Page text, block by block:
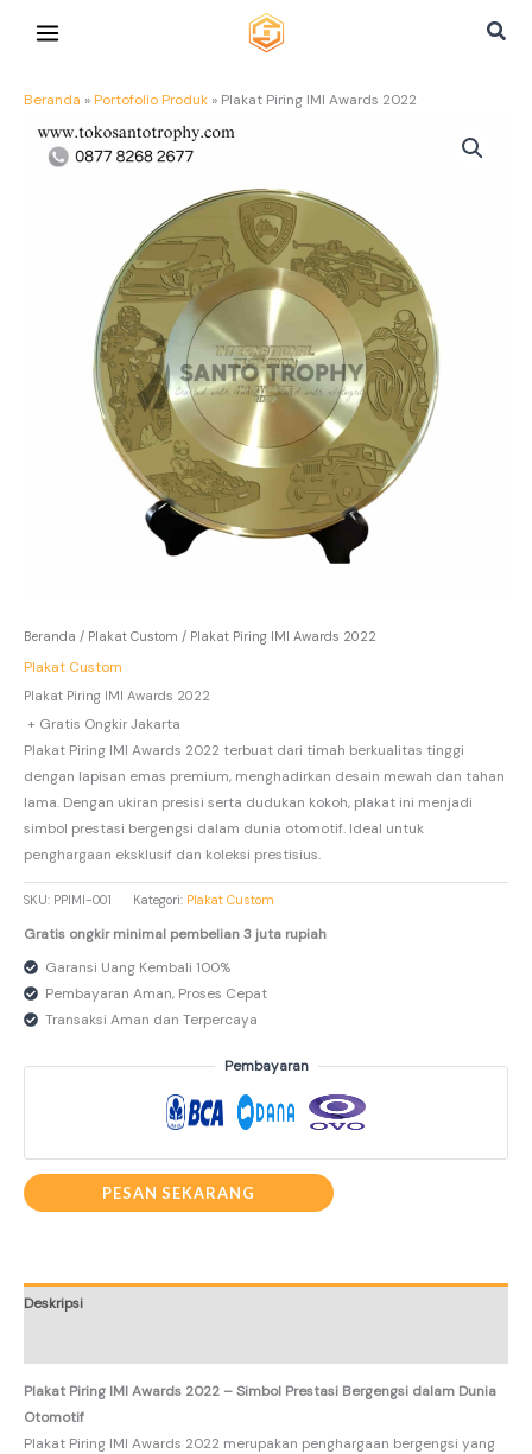
Cari
Beranda » Portofolio Produk » Plakat Piring IMI Awards 2022
Beranda / Plakat Custom / Plakat Piring IMI Awards 2022
Plakat Custom
Plakat Piring IMI Awards 2022
+ Gratis Ongkir Jakarta
Plakat Piring IMI Awards 2022 terbuat dari timah berkualitas tinggi
dengan lapisan emas premium, menghadirkan desain mewah dan tahan
lama. Dengan ukiran presisi serta dudukan kokoh, plakat ini menjadi
simbol prestasi bergengsi dalam dunia otomotif. Ideal untuk
penghargaan eksklusif dan koleksi prestisius.
SKU: PPIMI-001 Kategori: Plakat Custom
Gratis ongkir minimal pembelian 3 juta rupiah
Garansi Uang Kembali 100%
Pembayaran Aman, Proses Cepat
Transaksi Aman dan Terpercaya
Pembayaran
PESAN SEKARANG
Deskripsi
Plakat Piring IMI Awards 2022 – Simbol Prestasi Bergengsi dalam Dunia
Otomotif
Plakat Piring IMI Awards 2022 merupakan penghargaan bergengsi yang